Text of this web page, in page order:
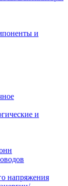
и
и
напряжения